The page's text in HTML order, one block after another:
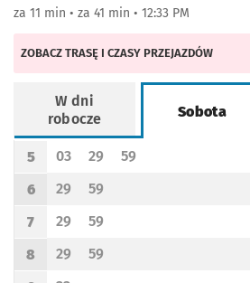
za 11 min • za 41 min • 12:33 PM
ZOBACZ TRASĘ I CZASY PRZEJAZDÓW
W dni
robocze
Sobota
Rozkład jazdy -
Sobota
Godzina odjazdu
5
Odjazd
03
minut po godzinie 5
Odjazd
29
minut po godzinie 5
Odjazd
59
minut po godzinie 5
Godzina odjazdu
6
Odjazd
29
minut po godzinie 6
Odjazd
59
minut po godzinie 6
Godzina odjazdu
7
Odjazd
29
minut po godzinie 7
Odjazd
59
minut po godzinie 7
Godzina odjazdu
8
Odjazd
29
minut po godzinie 8
Odjazd
59
minut po godzinie 8